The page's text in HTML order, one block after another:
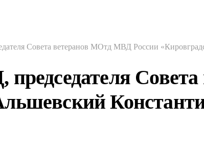
Совета ветеранов МОтд МВД России